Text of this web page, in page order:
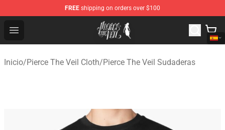
FREE shipping on orders over $100
Open menu
Pierce The Veil Store - Official Pierce The Veil
Inicio/Pierce The Veil Cloth/Pierce The Veil Sudaderas